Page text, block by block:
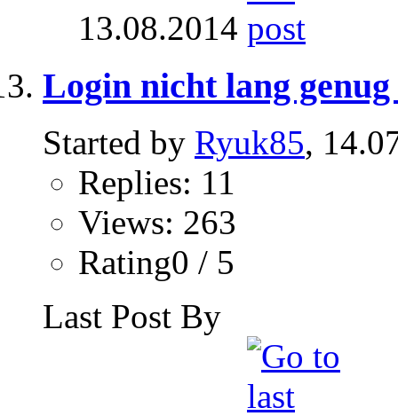
13.08.2014
Login nicht lang
Started by Ryuk85,
Replies: 11
Views: 263
Rating0 / 5
Last Post By